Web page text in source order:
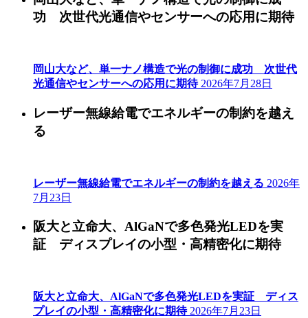
功 次世代光通信やセンサーへの応用に期待
岡山大など、単一ナノ構造で光の制御に成功 次世代
光通信やセンサーへの応用に期待 2026年7月28日
レーザー無線給電でエネルギーの制約を越え
る
レーザー無線給電でエネルギーの制約を越える 2026年
7月23日
阪大と立命大、AlGaNで多色発光LEDを実
証 ディスプレイの小型・高精密化に期待
阪大と立命大、AlGaNで多色発光LEDを実証 ディス
プレイの小型・高精密化に期待 2026年7月23日